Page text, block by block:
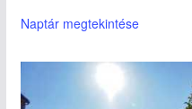
Naptár megtekintése